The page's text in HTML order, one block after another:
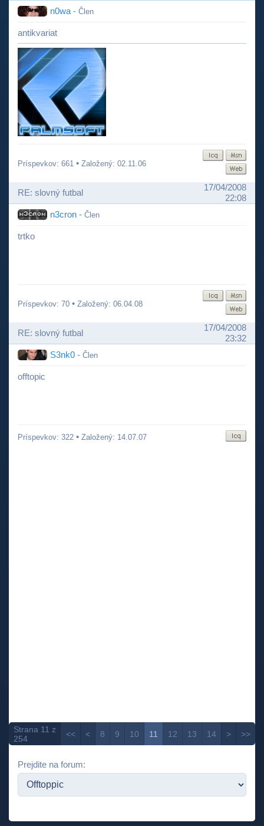
n0wa - Člen
antikvariat
Príspevkov: 661 • Založený: 02.11.06
RE: slovný futbal
17/04/2008
22:08
n3cron - Člen
trtko
Príspevkov: 70 • Založený: 06.04.08
RE: slovný futbal
17/04/2008
23:32
S3nk0 - Člen
offtopic
Príspevkov: 322 • Založený: 14.07.07
Strana 11 z
254
<< < 8 9 10 11 12 13 14 > >>
Prejdite na forum: